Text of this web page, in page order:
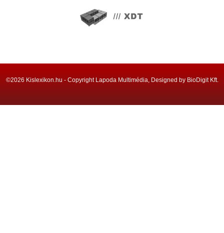
©2026 Kislexikon.hu - Copyright Lapoda Multimédia, Designed by BioDigit Kft.